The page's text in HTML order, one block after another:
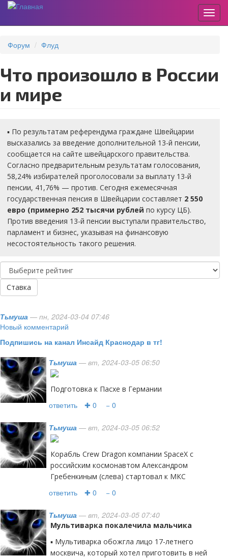
основному
Форум Флуд
Что произошло в России
и мире
▪️ По результатам референдума граждане Швейцарии
высказались за введение дополнительной 13-й пенсии,
сообщается на сайте швейцарского правительства.
Согласно предварительным результатам голосования,
58,24% избирателей проголосовали за выплату 13-й
пенсии, 41,76% — против. Сегодня ежемесячная
государственная пенсия в Швейцарии составляет 2 550
евро (примерно 252 тысячи рублей по курсу ЦБ).
Против введения 13-й пенсии выступали правительство,
парламент и бизнес, указывая на финансовую
несостоятельность такого решения.
Ставка
Тьмуша — пн, 2024-03-04 07:46
Новый комментарий
Подпишись на канал Инсайд Краснодар в тг!
Тьмуша — вт, 2024-03-05 06:50
Подготовка к Пасхе в Германии
ответить ✚ 0 − 0
Тьмуша — вт, 2024-03-05 06:52
Корабль Crew Dragon компании SpaceX с
российским космонавтом Александром
Гребенкиным (слева) стартовал к МКС
ответить ✚ 0 − 0
Тьмуша — вт, 2024-03-05 07:40
Мультиварка покалечила мальчика
▪️ Мультиварка обожгла лицо 17-летнего
москвича, который хотел приготовить в ней